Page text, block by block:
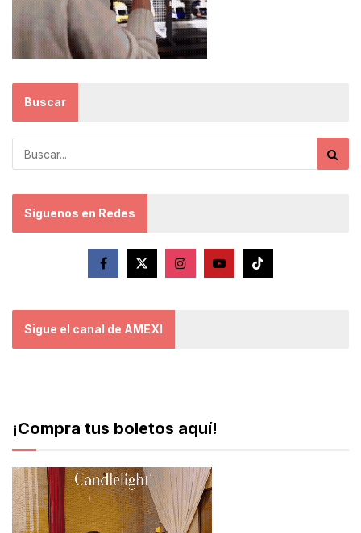
Buscar
Síguenos en Redes
Sigue el canal de AMEXI
¡Compra tus boletos aquí!